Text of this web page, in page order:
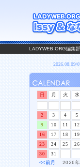
LADYWEB.ORG編集
日 月 火 水
2
3 4 5
9
10 11 12
16
17 18 19
23
24 25 26
30
31
<<前月
2026